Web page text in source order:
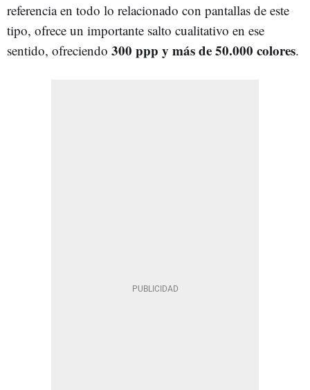
referencia en todo lo relacionado con pantallas de este
tipo, ofrece un importante salto cualitativo en ese
sentido, ofreciendo 300 ppp y más de 50.000 colores.